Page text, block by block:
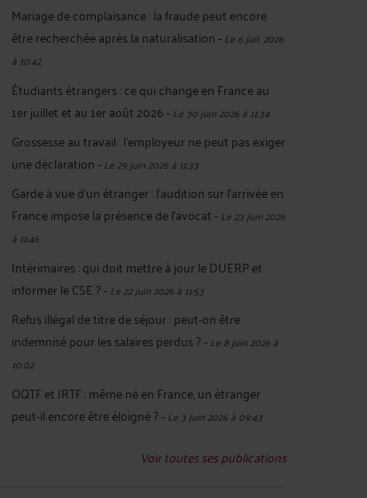
Mariage de complaisance : la fraude peut encore
être recherchée après la naturalisation-Le 6 juil. 2026
à 10:42
Étudiants étrangers : ce qui change en France au
1er juillet et au 1er août 2026-Le 30 juin 2026 à 11:34
Grossesse au travail : l’employeur ne peut pas exiger
une déclaration-Le 29 juin 2026 à 11:33
Garde à vue d’un étranger : l’audition sur l’arrivée en
France impose la présence de l’avocat-Le 23 juin 2026
à 11:46
Intérimaires : qui doit mettre à jour le DUERP et
informer le CSE ?-Le 22 juin 2026 à 11:53
Refus illégal de titre de séjour : peut-on être
indemnisé pour les salaires perdus ?-Le 8 juin 2026 à
10:02
OQTF et IRTF : même né en France, un étranger
peut-il encore être éloigné ?-Le 3 juin 2026 à 09:43
Voir toutes ses publications